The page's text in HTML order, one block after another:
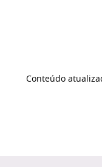
Conteúdo